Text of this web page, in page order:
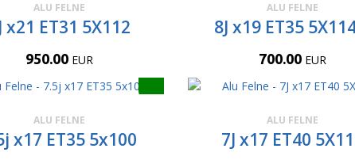
ALU FELNE
x21 ET31 5X112
950.00 EUR
ALU FELNE
8J x19 ET35
700.00 EUR
ALU FELNE
x17 ET35 5x100
ALU FELNE
7J x17 ET40